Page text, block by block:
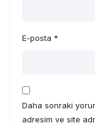
E-posta *
Daha sonraki
adresim ve site